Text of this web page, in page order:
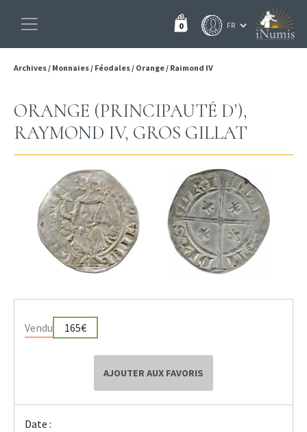
0
Archives/ Monnaies/ Féodales/ Orange/ Raimond IV
ORANGE (PRINCIPAUTÉ D’),
RAYMOND IV, GROS GILLAT
Vendu 165€
AJOUTER AUX FAVORIS
Date :